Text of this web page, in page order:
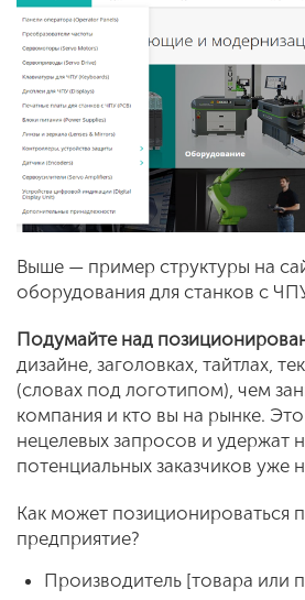
Выше — пример структуры на
оборудования для станков с
Подумайте над
дизайне, заголовках, тайтлах,
(словах под логотипом), чем
компания и кто вы на рынке.
нецелевых запросов и удержат
потенциальных заказчиков уже
Как может позиционироваться
предприятие?
Производитель [товара или